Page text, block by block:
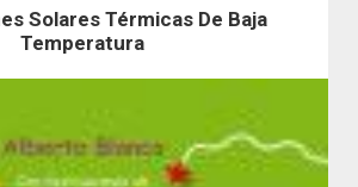
Solares Térmicas De Baja
Temperatura